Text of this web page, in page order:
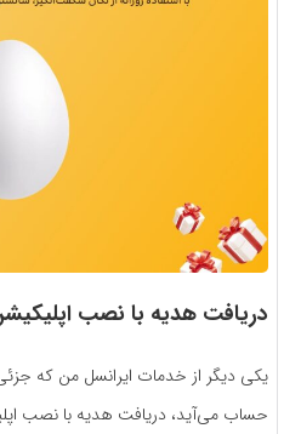
دریافت هدیه با نصب
یکی دیگر از خدمات ایرانسل من که
حساب می‌آید، دریافت هدیه با نصب